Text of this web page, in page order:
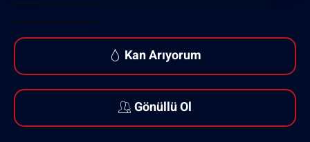
Kan Arıyorum
Gönüllü Ol